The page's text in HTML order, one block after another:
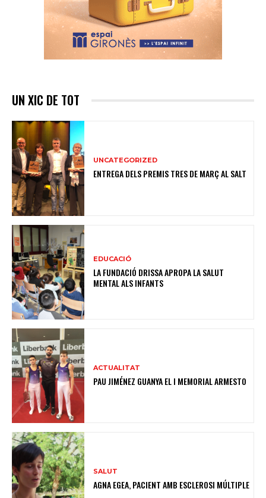
UN XIC DE TOT
UNCATEGORIZED
ENTREGA DELS PREMIS TRES DE MARÇ AL SALT
EDUCACIÓ
LA FUNDACIÓ DRISSA APROPA LA SALUT
MENTAL ALS INFANTS
ACTUALITAT
PAU JIMÉNEZ GUANYA EL I MEMORIAL ARMESTO
SALUT
AGNA EGEA, PACIENT AMB ESCLEROSI MÚLTIPLE